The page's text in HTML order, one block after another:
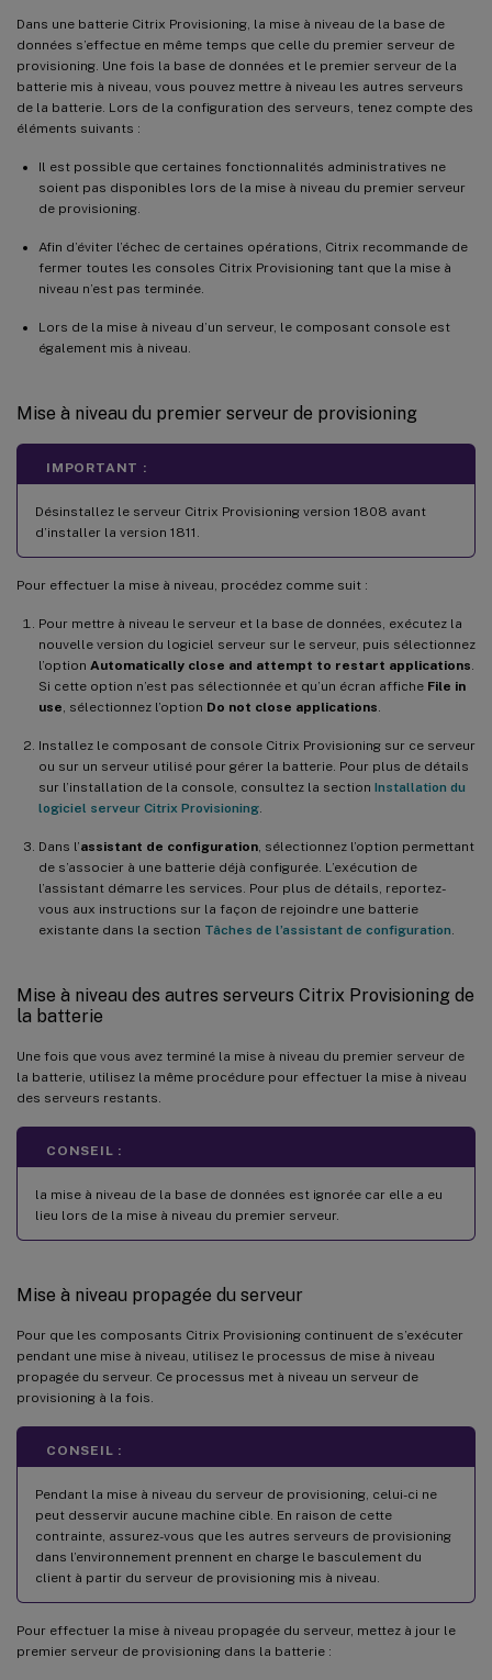
Dans une batterie Citrix Provisioning, la mise à niveau de la base de
données s’effectue en même temps que celle du premier serveur de
provisioning. Une fois la base de données et le premier serveur de la
batterie mis à niveau, vous pouvez mettre à niveau les autres serveurs
de la batterie. Lors de la configuration des serveurs, tenez compte des
éléments suivants :
Il est possible que certaines fonctionnalités administratives ne
soient pas disponibles lors de la mise à niveau du premier serveur
de provisioning.
Afin d’éviter l’échec de certaines opérations, Citrix recommande de
fermer toutes les consoles Citrix Provisioning tant que la mise à
niveau n’est pas terminée.
Lors de la mise à niveau d’un serveur, le composant console est
également mis à niveau.
Mise à niveau du premier serveur de provisioning
IMPORTANT :
Désinstallez le serveur Citrix Provisioning version 1808 avant
d’installer la version 1811.
Pour effectuer la mise à niveau, procédez comme suit :
Pour mettre à niveau le serveur et la base de données, exécutez la
nouvelle version du logiciel serveur sur le serveur, puis sélectionnez
l’option Automatically close and attempt to restart applications
Si cette option n’est pas sélectionnée et qu’un écran affiche File in
use , sélectionnez l’option Do not close applications
Installez le composant de console Citrix Provisioning sur ce serveur
ou sur un serveur utilisé pour gérer la batterie. Pour plus de détails
sur l’installation de la console, consultez la section Installation du
logiciel serveur Citrix Provisioning
Dans l’assistant de configuration , sélectionnez l’option permettant
de s’associer à une batterie déjà configurée. L’exécution de
l’assistant démarre les services. Pour plus de détails, reportez-
vous aux instructions sur la façon de rejoindre une batterie
existante dans la section Tâches de l’assistant de configuration
Mise à niveau des autres serveurs Citrix Provisioning de
la batterie
Une fois que vous avez terminé la mise à niveau du premier serveur de
la batterie, utilisez la même procédure pour effectuer la mise à niveau
des serveurs restants.
CONSEIL :
la mise à niveau de la base de données est ignorée car elle a eu
lieu lors de la mise à niveau du premier serveur.
Mise à niveau propagée du serveur
Pour que les composants Citrix Provisioning continuent de s’exécuter
pendant une mise à niveau, utilisez le processus de mise à niveau
propagée du serveur. Ce processus met à niveau un serveur de
provisioning à la fois.
CONSEIL :
Pendant la mise à niveau du serveur de provisioning, celui-ci ne
peut desservir aucune machine cible. En raison de cette
contrainte, assurez-vous que les autres serveurs de provisioning
dans l’environnement prennent en charge le basculement du
client à partir du serveur de provisioning mis à niveau.
Pour effectuer la mise à niveau propagée du serveur, mettez à jour le
premier serveur de provisioning dans la batterie :